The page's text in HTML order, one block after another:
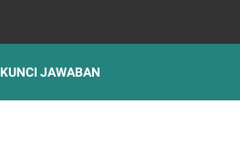
KUNCI JAWABAN